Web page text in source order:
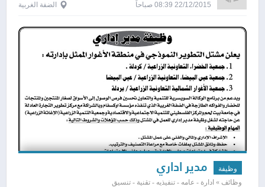
22/12/2015 08:39 صباحاً الضفة الغربية
وظيفة مدير اداري
وظائف » ادارة - عامه - تنفيذيه - تقنية - تنسيق